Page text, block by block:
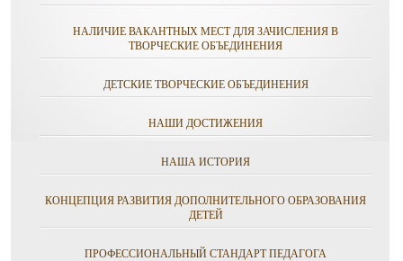
НАЛИЧИЕ ВАКАНТНЫХ МЕСТ ДЛЯ ЗАЧИСЛЕНИЯ В
ТВОРЧЕСКИЕ ОБЪЕДИНЕНИЯ
ДЕТСКИЕ ТВОРЧЕСКИЕ ОБЪЕДИНЕНИЯ
НАШИ ДОСТИЖЕНИЯ
НАША ИСТОРИЯ
КОНЦЕПЦИЯ РАЗВИТИЯ ДОПОЛНИТЕЛЬНОГО ОБРАЗОВАНИЯ
ДЕТЕЙ
ПРОФЕССИОНАЛЬНЫЙ СТАНДАРТ ПЕДАГОГА